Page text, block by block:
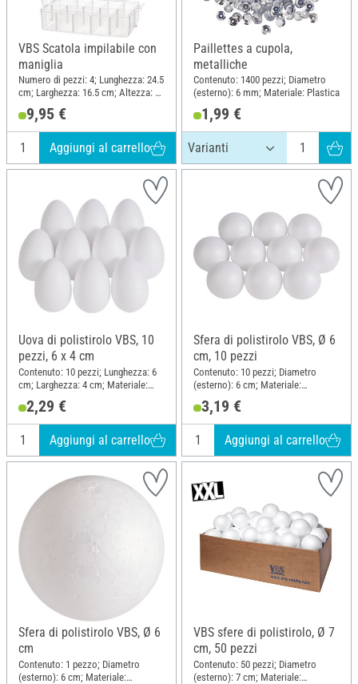
VBS Scatola impilabile con
maniglia
Numero di pezzi: 4; Lunghezza: 24.5
cm; Larghezza: 16.5 cm; Altezza: 18
cm; Materiale: Polipropilene (PP)
9,95 €
Aggiungi al carrello
Paillettes a cupola,
metalliche
Contenuto: 1400 pezzi; Diametro
(esterno): 6 mm; Materiale: Plastica
1,99 €
Uova di polistirolo VBS, 10
pezzi, 6 x 4 cm
Contenuto: 10 pezzi; Lunghezza: 6
cm; Larghezza: 4 cm; Materiale:
Polistirolo
2,29 €
Aggiungi al carrello
Sfera di polistirolo VBS, Ø 6
cm, 10 pezzi
Contenuto: 10 pezzi; Diametro
(esterno): 6 cm; Materiale:
Polistirolo
3,19 €
Aggiungi al carrello
Sfera di polistirolo VBS, Ø 6
cm
Contenuto: 1 pezzo; Diametro
(esterno): 6 cm; Materiale:
VBS sfere di polistirolo, Ø 7
cm, 50 pezzi
Contenuto: 50 pezzi; Diametro
(esterno): 7 cm; Materiale: